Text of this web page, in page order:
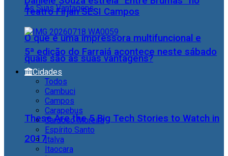
O que é uma impressora multifuncional e
quais são as suas vantagens?
These Are the 5 Big Tech Stories to Watch in
2017
Teatro Firjan SESI Campos
5ª edição do Farraiá acontece neste sábado
Cidades
Todos
Cambuci
Campos
Carapebus
Cardoso Moreira
Espírito Santo
Italva
Itaocara